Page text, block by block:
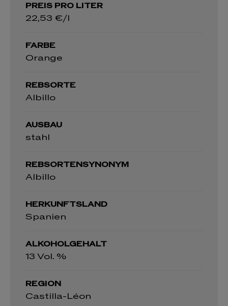
PREIS PRO LITER
22,53 €/l
FARBE
Orange
REBSORTE
Albillo
AUSBAU
stahl
REBSORTENSYNONYM
Albillo
HERKUNFTSLAND
Spanien
ALKOHOLGEHALT
13 Vol. %
REGION
Castilla-Léon